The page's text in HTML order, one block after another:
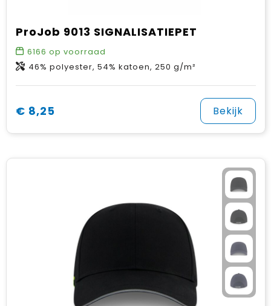
ProJob 9013 SIGNALISATIEPET
6166 op voorraad
46% polyester, 54% katoen, 250 g/m²
€ 8,25 Bekijk